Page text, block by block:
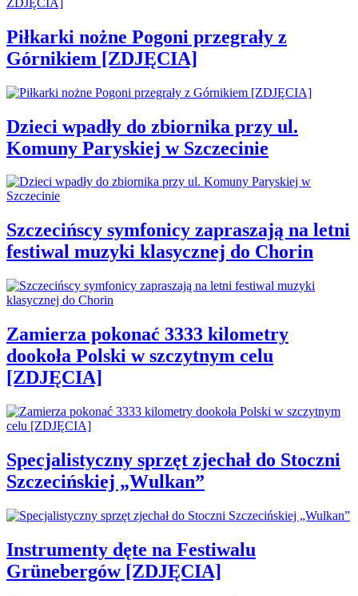
Piłkarki nożne Pogoni przegrały z
Górnikiem [ZDJĘCIA]
Dzieci wpadły do zbiornika przy ul.
Komuny Paryskiej w Szczecinie
Szczecińscy symfonicy zapraszają na letni
festiwal muzyki klasycznej do Chorin
Zamierza pokonać 3333 kilometry
dookoła Polski w szczytnym celu
[ZDJĘCIA]
Specjalistyczny sprzęt zjechał do Stoczni
Szczecińskiej „Wulkan”
Instrumenty dęte na Festiwalu
Grünebergów [ZDJĘCIA]